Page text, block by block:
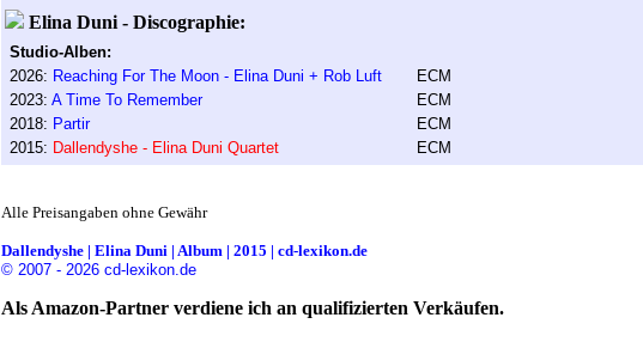
Elina Duni - Discographie:
Studio-Alben:
2026: Reaching For The Moon - Elina Duni + Rob Luft
ECM
2023: A Time To Remember
ECM
2018: Partir
ECM
2015: Dallendyshe - Elina Duni Quartet ECM
Alle Preisangaben ohne Gewähr
Dallendyshe | Elina Duni | Album | 2015 | cd-lexikon.de
© 2007 - 2026 cd-lexikon.de
Als Amazon-Partner verdiene ich an qualifizierten Verkäufen.